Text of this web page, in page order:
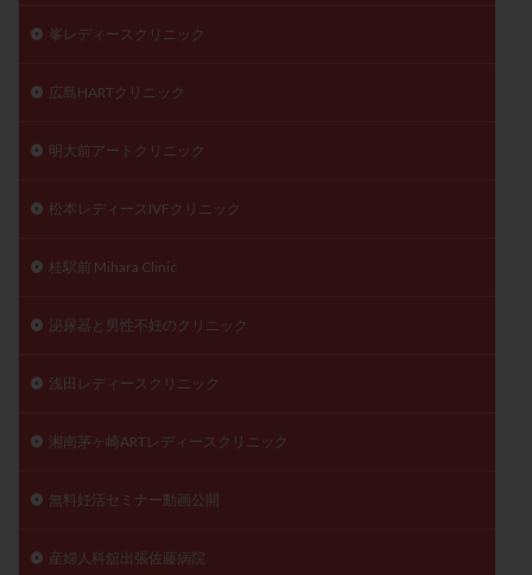
峯レディースクリニック
広島HARTクリニック
明大前アートクリニック
松本レディースIVFクリニック
桂駅前 Mihara Clinic
泌尿器と男性不妊のクリニック
浅田レディースクリニック
湘南茅ヶ崎ARTレディースクリニック
無料妊活セミナー動画公開
産婦人科舘出張佐藤病院